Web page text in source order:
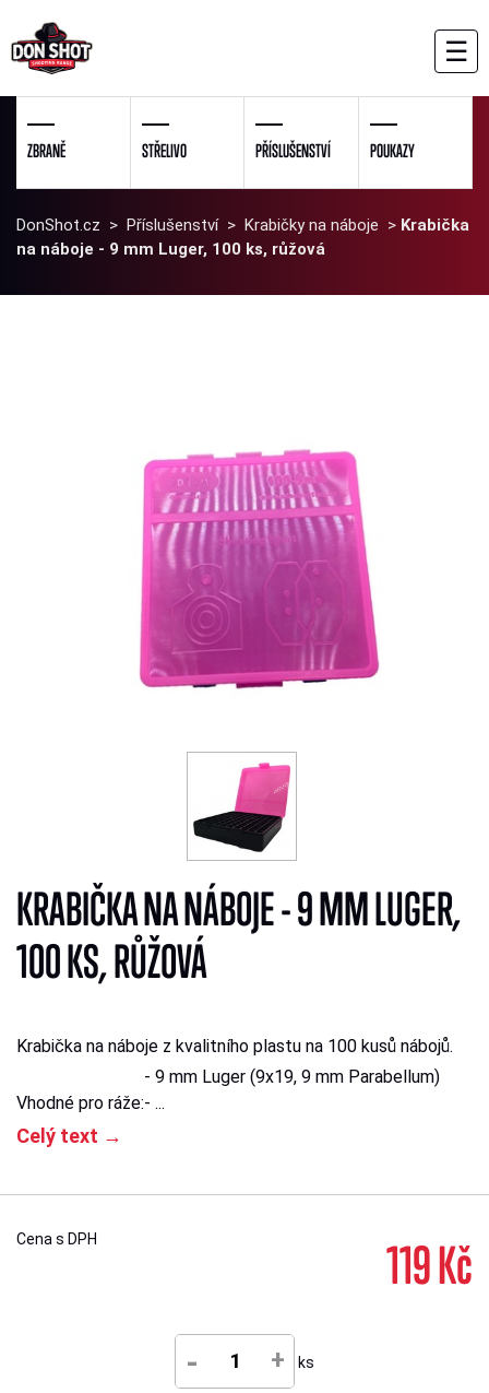
☰
ZBRANĚ STŘELIVO PŘÍSLUŠENSTVÍ POUKAZY
DonShot.cz > Příslušenství> Krabičky na náboje > Krabička
na náboje - 9 mm Luger, 100 ks, růžová
KRABIČKA NA NÁBOJE - 9 MM LUGER,
100 KS, RŮŽOVÁ
Krabička na náboje z kvalitního plastu na 100 kusů nábojů.
Vhodné pro ráže:
- 9 mm Luger (9x19, 9 mm Parabellum)
- ...
Celý text →
Cena s DPH 119 Kč
- + ks